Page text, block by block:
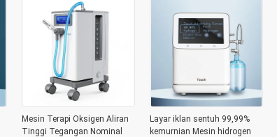
Mesin Terapi Oksigen Aliran
Tinggi Tegangan Nominal
Layar iklan sentuh 99,99%
kemurnian Mesin hidrogen